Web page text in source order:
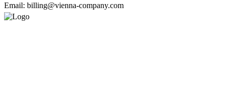
Email: billing@vienna-company.com